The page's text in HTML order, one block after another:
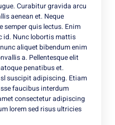
Curabitur gravida arcu
aenean et. Neque
quis lectus. Enim
id. Nunc lobortis mattis
aliquet bibendum enim
a. Pellentesque elit
penatibus et.
suscipit adipiscing. Etiam
faucibus interdum
consectetur adipiscing
lorem sed risus ultricies